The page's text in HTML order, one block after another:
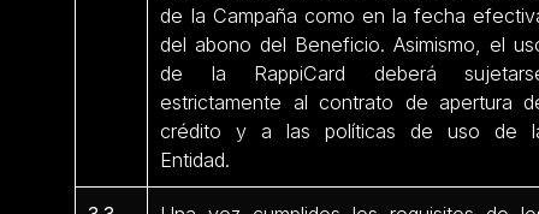
de la Campaña como en la fecha
del abono del Beneficio. Asimismo, el
de la RappiCard deberá
estrictamente al contrato de apertura
crédito y a las políticas de uso de
Entidad.